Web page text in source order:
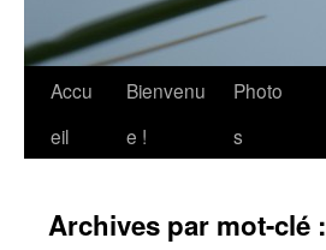
Aller
Accu
eil
Bienvenu
e !
Photo
s
Archives par mot-clé :